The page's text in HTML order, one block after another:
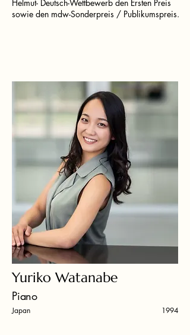
Helmut- Deutsch-Wettbewerb den Ersten Preis
sowie den mdw-Sonderpreis / Publikumspreis.
Yuriko Watanabe
Piano
Japan 1994